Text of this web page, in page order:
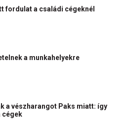
fordulat a családi cégeknél
a munkahelyekre
a vészharangot Paks miatt: így
cégek